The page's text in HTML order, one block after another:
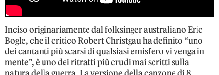
Inciso originariamente dal folksinger australiano Eric
Bogle, che il critico Robert Christgau ha definito “uno
dei cantanti più scarsi di qualsiasi emisfero vi venga in
mente”, è uno dei ritratti più crudi mai scritti sulla